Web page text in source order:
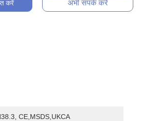
करें अभी संपर्क करें
CE,MSDS,UKCA